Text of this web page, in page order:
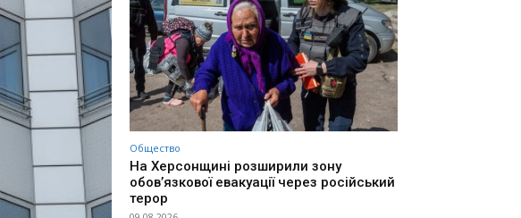
Общество
На Херсонщині розширили зону
обов’язкової евакуації через російський
терор